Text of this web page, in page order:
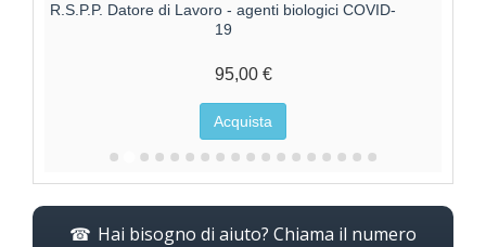
R.S.P.P. Datore di Lavoro modulo 1 e 2
105,00 €
Acquista
Hai bisogno di aiuto? Chiama il numero